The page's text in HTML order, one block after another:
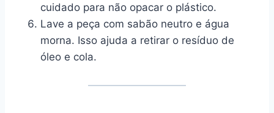
cuidado para não opacar o plástico.
Lave a peça com sabão neutro e água
morna. Isso ajuda a retirar o resíduo de
óleo e cola.